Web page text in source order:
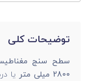
توضیحات کلی
سطح سنج
2800 میلی متر
یا